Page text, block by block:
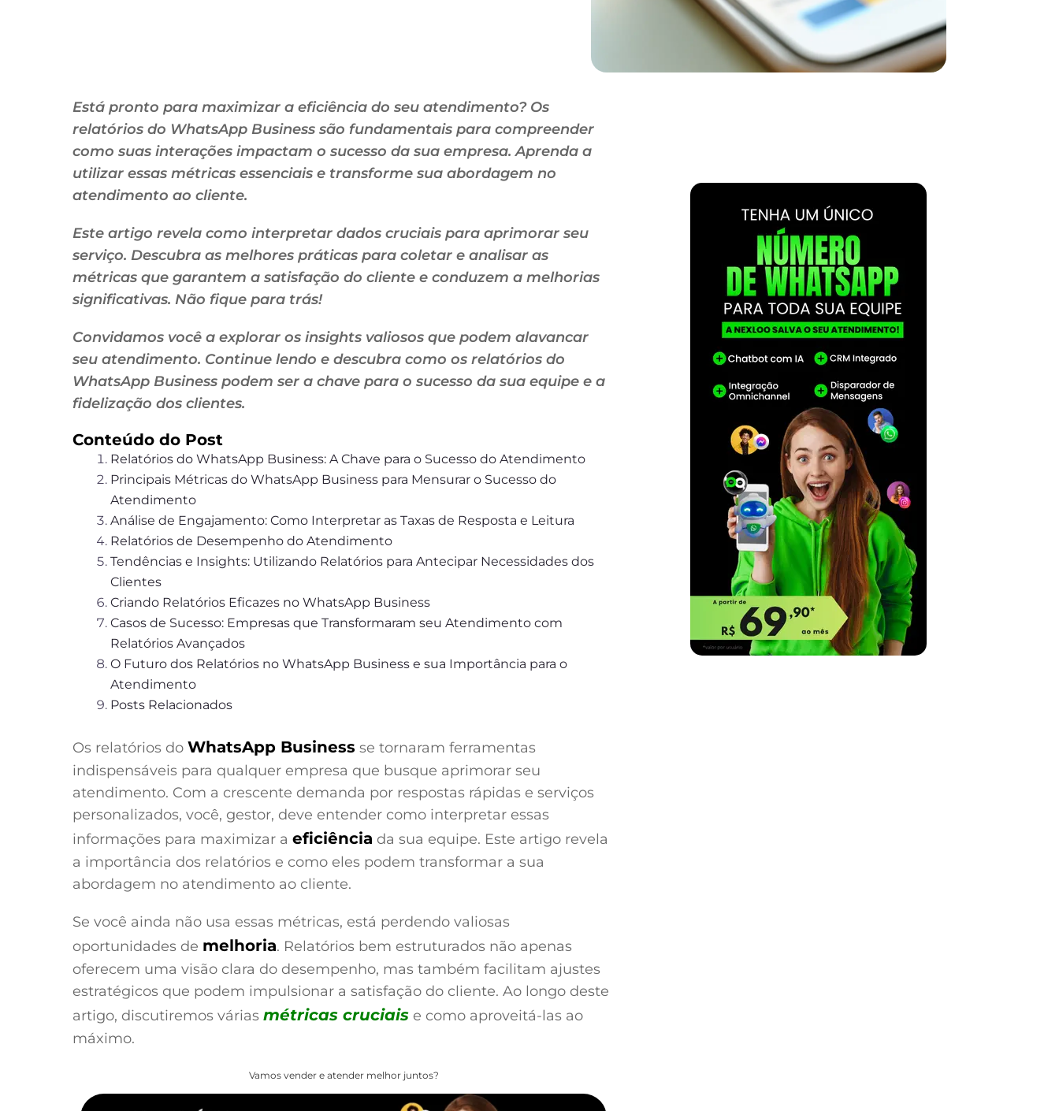
Está pronto para maximizar a eficiência do seu atendimento? Os
relatórios do WhatsApp Business são fundamentais para compreender
como suas interações impactam o sucesso da sua empresa. Aprenda a
utilizar essas métricas essenciais e transforme sua abordagem no
atendimento ao cliente.
Este artigo revela como interpretar dados cruciais para aprimorar seu
serviço. Descubra as melhores práticas para coletar e analisar as
métricas que garantem a satisfação do cliente e conduzem a melhorias
significativas. Não fique para trás!
Convidamos você a explorar os insights valiosos que podem alavancar
seu atendimento. Continue lendo e descubra como os relatórios do
WhatsApp Business podem ser a chave para o sucesso da sua equipe e a
fidelização dos clientes.
Conteúdo do Post
Relatórios do WhatsApp Business: A Chave para o Sucesso do Atendimento
Principais Métricas do WhatsApp Business para Mensurar o Sucesso do
Atendimento
Análise de Engajamento: Como Interpretar as Taxas de Resposta e Leitura
Relatórios de Desempenho do Atendimento
Tendências e Insights: Utilizando Relatórios para Antecipar Necessidades dos
Clientes
Criando Relatórios Eficazes no WhatsApp Business
Casos de Sucesso: Empresas que Transformaram seu Atendimento com
Relatórios Avançados
O Futuro dos Relatórios no WhatsApp Business e sua Importância para o
Atendimento
Posts Relacionados
Os relatórios do WhatsApp Business se tornaram ferramentas
indispensáveis para qualquer empresa que busque aprimorar seu
atendimento. Com a crescente demanda por respostas rápidas e serviços
personalizados, você, gestor, deve entender como interpretar essas
informações para maximizar a eficiência da sua equipe. Este artigo revela
a importância dos relatórios e como eles podem transformar a sua
abordagem no atendimento ao cliente.
Se você ainda não usa essas métricas, está perdendo valiosas
oportunidades de melhoria. Relatórios bem estruturados não apenas
oferecem uma visão clara do desempenho, mas também facilitam ajustes
estratégicos que podem impulsionar a satisfação do cliente. Ao longo deste
artigo, discutiremos várias métricas cruciais e como aproveitá-las ao
máximo.
Vamos vender e atender melhor juntos?